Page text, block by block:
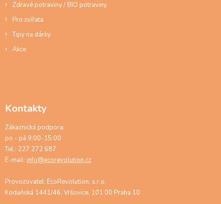
Zdravé potraviny / BIO potraviny
Pro zvířata
Tipy na dárky
Akce
Kontakty
Zákaznická podpora:
po - pá 9:00-15:00
Tel.: 227 272 687
E-mail: info@ecorevolution.cz
Provozovatel: EcoRevolution, s.r.o.
Kodaňská 1441/46, Vršovice, 101 00 Praha 10